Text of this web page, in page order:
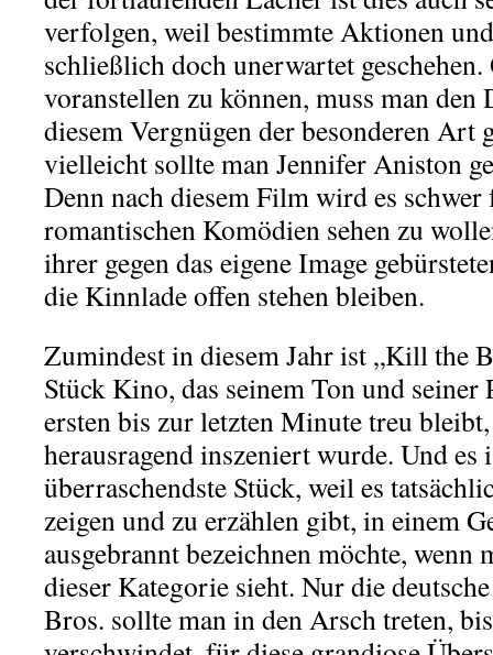
verfolgen, weil bestimmte Aktionen
schließlich doch unerwartet geschehen.
voranstellen zu können, muss man
diesem Vergnügen der besonderen Art
vielleicht sollte man Jennifer Aniston
Denn nach diesem Film wird es
romantischen Komödien sehen zu
ihrer gegen das eigene Image
die Kinnlade offen stehen bleiben.
Zumindest in diesem Jahr ist „Kill the
Stück Kino, das seinem Ton und seiner
ersten bis zur letzten Minute treu
herausragend inszeniert wurde. Und es
überraschendste Stück, weil es
zeigen und zu erzählen gibt, in einem
ausgebrannt bezeichnen möchte, wenn
dieser Kategorie sieht. Nur die
Bros. sollte man in den Arsch treten,